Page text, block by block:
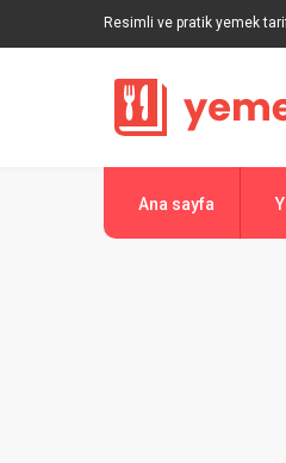
Resimli ve pratik yemek
Ana sayfa